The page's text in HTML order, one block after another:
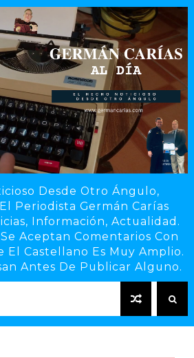
Desde Otro Ángulo,
Periodista Germán Carías
Información, Actualidad.
Aceptan Comentarios Con
El Castellano Es Muy Amplio.
Antes De Publicar Alguno.